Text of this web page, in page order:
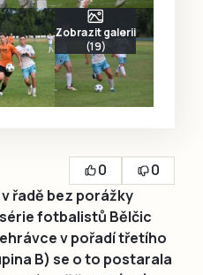
Zobrazit galerii
(19)
0
0
v řadě bez porážky
fotbalistů Bělčic
v pořadí třetího
B) se o to postarala